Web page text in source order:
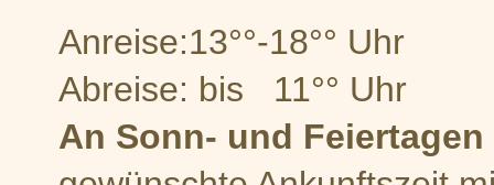
Anreise:13°°-18°° Uhr
Abreise: bis 11°° Uhr
An Sonn- und Feiertagen